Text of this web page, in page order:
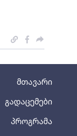
მთავარი
გადაცემები
პროგრამა